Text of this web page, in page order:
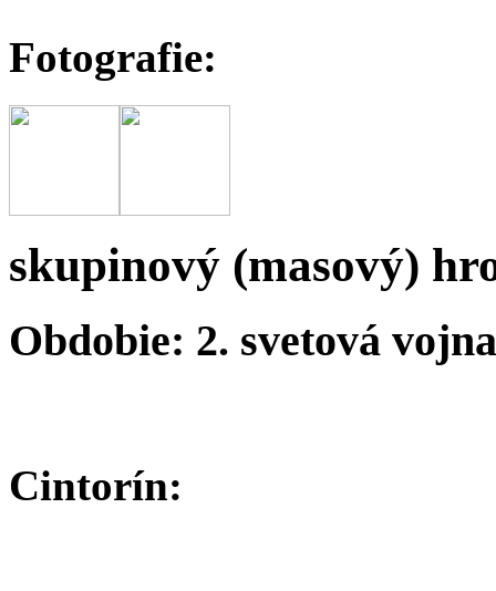
Fotografie:
skupinový (masový)
Obdobie: 2. svetová vojna
Cintorín: